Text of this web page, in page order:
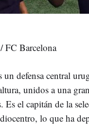
FC Barcelona
un defensa central
unidos a una
Es el capitán de la
lo que ha